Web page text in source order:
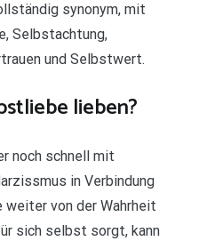
synonym, mit
Selbstachtung,
und Selbstwert.
lieben?
noch schnell mit
in Verbindung
von der Wahrheit
sich selbst sorgt, kann